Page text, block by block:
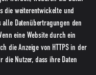
die weiterentwickelte und
alle Datenübertragungen den
eine Website durch ein
die Anzeige von HTTPS in der
die Nutzer, dass ihre Daten